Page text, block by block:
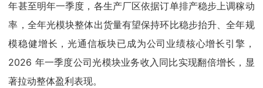
年甚至明年一季度，各生产厂区依据订单排产稳步上调稼动
率，全年光模块整体出货量有望保持环比稳步抬升、全年规
模稳健增长，光通信板块已成为公司业绩核心增长引擎，
2026 年一季度公司光模块业务收入同比实现翻倍增长，显
著拉动整体盈利表现。